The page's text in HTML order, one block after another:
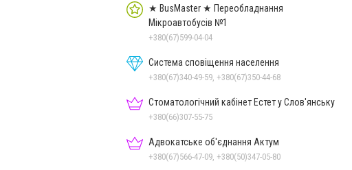
★ BusMaster ★ Переобладнання
Мікроавтобусів №1
+380(67)599-04-04
Система сповіщення населення
+380(67)340-49-59, +380(67)350-44-68
Стоматологічний кабінет Естет у Слов'янську
+380(66)307-55-75
Адвокатське об'єднання Актум
+380(67)566-47-09, +380(50)347-05-80